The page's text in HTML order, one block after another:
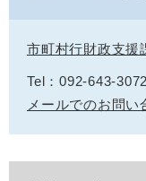
市町村行財政支援
Tel：092-643-3072
メールでのお問い